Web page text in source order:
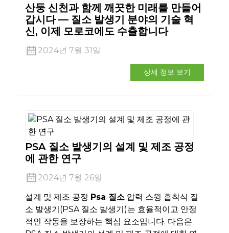
산둥 신천과 함께 깨끗한 미래를 만들어
갑시다 — 질소 발생기 분야의 기술 혁
신, 이제 모로코에도 수출합니다
2024년 7월 31일
상세 정보 보기
PSA 질소 발생기의 설계 및 제조 공정
에 관한 연구
2024년 7월 26일
설계 및 제조 공정 Psa 질소 압력 스윙 흡착식 질
소 발생기(PSA 질소 발생기)는 효율적이고 안정
적인 작동을 보장하는 핵심 요소입니다. 다음은